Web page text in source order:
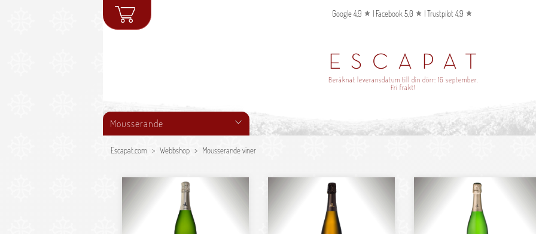
Google 4,9 Facebook 5,0 Trustpilot 4,9
ESCAPAT
Beräknat leveransdatum till din dörr: 16 september
Fri frakt!
Mousserande
Escapat.com Webbshop Mousserande viner